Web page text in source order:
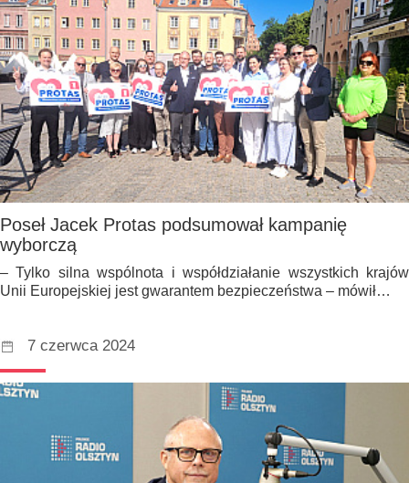
Poseł Jacek Protas podsumował kampanię
wyborczą
– Tylko silna wspólnota i współdziałanie wszystkich krajów
Unii Europejskiej jest gwarantem bezpieczeństwa – mówił…
7 czerwca 2024